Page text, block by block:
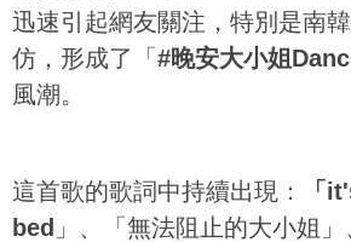
迅速引起網友關注，特別是南
仿，形成了「 #晚安大小姐
風潮。
這首歌的歌詞中持續出現：
「
bed 」、「無法阻止的大小姐